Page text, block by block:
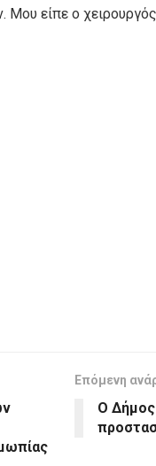
Μου είπε ο
Επόμενη
Ο Δήμος